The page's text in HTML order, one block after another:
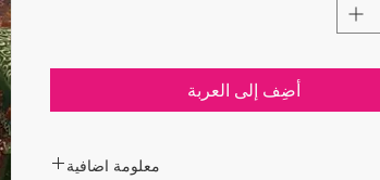
أضِف إلى العربة
معلومة اضافية